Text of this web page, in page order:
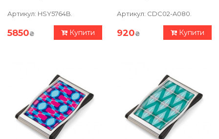
Артикул: HSY5764B.
5850₴ Купити
Артикул: CDC02-A080.
920₴ Купити